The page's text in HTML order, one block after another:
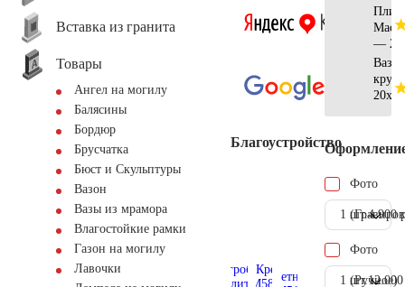
Вставка из гранита
Товары
Ангел на могилу
Балясины
Бордюр
Брусчатка
Бюст и Скульптуры
Вазон
Вазы из мрамора
Влагостойкие рамки
Газон на могилу
Лавочки
Благоустройство
— 2
Ваза
Фото
1 шт.4.900
Фото
(Ручное)
1 шт.